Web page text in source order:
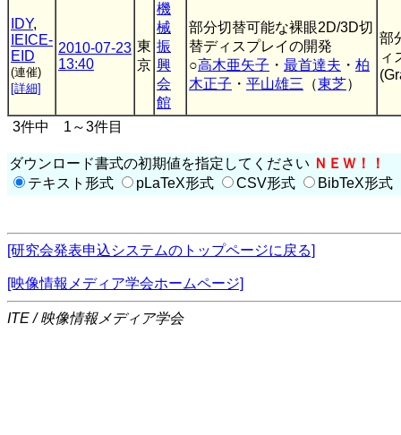
IDY,
IEICE-
EID
(連催)
[詳細]
2010-07-23
13:40
東
京
機
械
振
興
会
館
部分切替可能な裸眼2D/3D切
替ディスプレイの開発
○高木亜矢子 ・ 最首達夫 ・ 柏
木正子 ・ 平山雄三 （東芝）
部
ィ
3件中 1～3件目
ダウンロード書式の初期値を指定してください ＮＥＷ！！
テキスト形式
pLaTeX形式 CSV形式 BibTeX形式
[研究会発表申込システムのトップページに戻る]
[映像情報メディア学会ホームページ]
ITE / 映像情報メディア学会